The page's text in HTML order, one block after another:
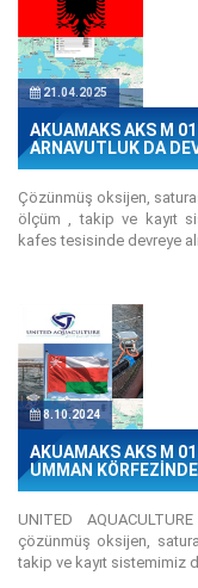
21.04.2025
AKUAMAKS AKS M
ARNAVUTLUK DA
Çözünmüş oksijen,
ölçüm , takip ve kayıt
kafes tesisinde devreye
8.10.2024
AKUAMAKS AKS M
UMMAN
UNITED
çözünmüş oksijen,
takip ve kayıt sistemimiz